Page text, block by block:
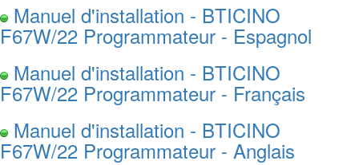
Manuel d'installation - BTICINO
F67W/22 Programmateur - Espagnol
Manuel d'installation - BTICINO
F67W/22 Programmateur - Français
Manuel d'installation - BTICINO
F67W/22 Programmateur - Anglais